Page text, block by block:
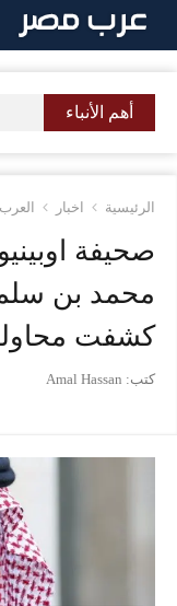
التخطي
أهم الأنباء
الرئيسية اخبار العرب
صحيفة
محمد بن
كشفت
كتب: Amal Hassan